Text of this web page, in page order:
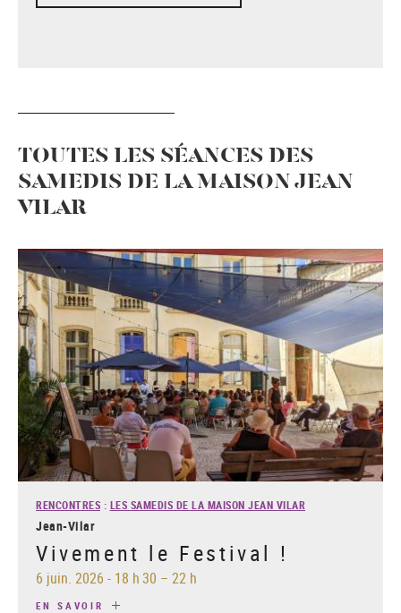
TOUTES LES SÉANCES DES
SAMEDIS DE LA MAISON JEAN
VILAR
RENCONTRES : LES SAMEDIS DE LA MAISON JEAN VILAR
Jean-Vilar
Vivement le Festival !
6 juin. 2026 - 18 h 30 – 22 h
EN SAVOIR